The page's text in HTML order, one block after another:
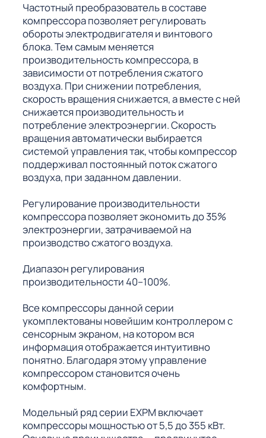
Частотный преобразователь в составе
компрессора позволяет регулировать
обороты электродвигателя и винтового
блока. Тем самым меняется
производительность компрессора, в
зависимости от потребления сжатого
воздуха. При снижении потребления,
скорость вращения снижается, а вместе с ней
снижается производительность и
потребление электроэнергии. Скорость
вращения автоматически выбирается
системой управления так, чтобы компрессор
поддерживал постоянный поток сжатого
воздуха, при заданном давлении.
Регулирование производительности
компрессора позволяет экономить до 35%
электроэнергии, затрачиваемой на
производство сжатого воздуха.
Диапазон регулирования
производительности 40–100%.
Все компрессоры данной серии
укомплектованы новейшим контроллером с
сенсорным экраном, на котором вся
информация отображается интуитивно
понятно. Благодаря этому управление
компрессором становится очень
комфортным.
Модельный ряд серии EXPM включает
компрессоры мощностью от 5,5 до 355 кВт.